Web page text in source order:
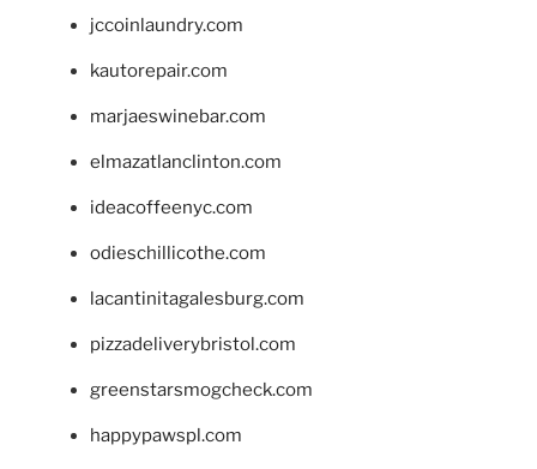
jccoinlaundry.com
kautorepair.com
marjaeswinebar.com
elmazatlanclinton.com
ideacoffeenyc.com
odieschillicothe.com
lacantinitagalesburg.com
pizzadeliverybristol.com
greenstarsmogcheck.com
happypawspl.com